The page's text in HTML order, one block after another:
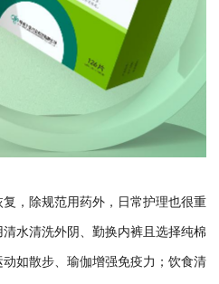
，除规范用药外，日常护理也很重
水清洗外阴、勤换内裤且选择纯棉
如散步、瑜伽增强免疫力；饮食清